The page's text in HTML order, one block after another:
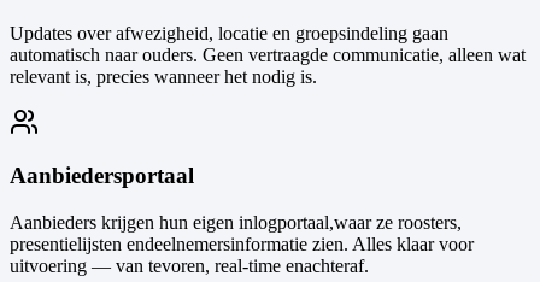
Updates over afwezigheid, locatie en groepsindeling gaan
automatisch naar ouders. Geen vertraagde communicatie, alleen wat
relevant is, precies wanneer het nodig is.
Aanbiedersportaal
Aanbieders krijgen hun eigen inlogportaal,waar ze roosters,
presentielijsten endeelnemersinformatie zien. Alles klaar voor
uitvoering — van tevoren, real-time enachteraf.